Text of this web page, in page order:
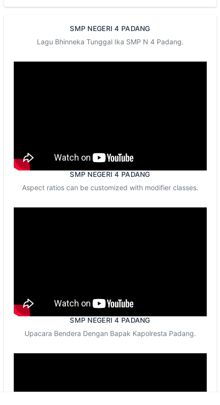
SMP NEGERI 4 PADANG
Lagu Bhinneka Tunggal Ika SMP N 4 Padang.
SMP NEGERI 4 PADANG
Aspect ratios can be customized with modifier classes.
SMP NEGERI 4 PADANG
Upacara Bendera Dengan Bapak Kapolresta Padang.